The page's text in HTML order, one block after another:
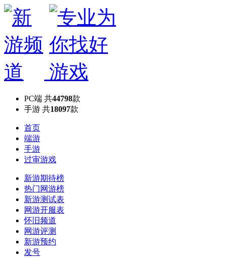
PC端 共44798款
手游 共18097款
首页
端游
手游
过审游戏
新游期待榜
热门网游榜
新游测试表
网游开服表
怀旧频道
网游评测
新游预约
发号